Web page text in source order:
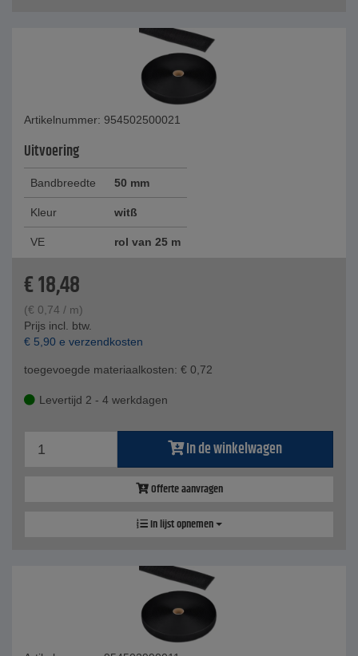
Artikelnummer: 954502500021
Uitvoering
Bandbreedte 50 mm
Kleur witß
VE rol van 25 m
€18,48
(€ 0,74 / m)
Prijs incl. btw.
€ 5,90 e verzendkosten
toegevoegde materiaalkosten: € 0,72
Levertijd 2 - 4 werkdagen
In de winkelwagen
Offerte aanvragen
In lijst opnemen